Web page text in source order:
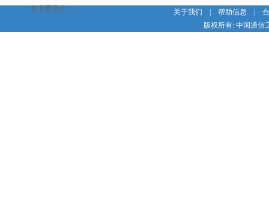
专业委员会
关于我们
帮助信息
版权所有: 中国通信